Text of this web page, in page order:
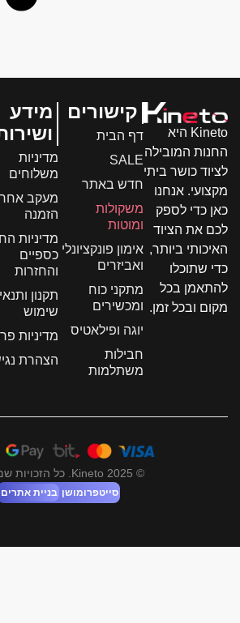
Kineto היא
המובילה
כושר ביתי
אנחנו
כדי לספק
את הציוד
ביותר,
שתוכלו
בכל
ובכל זמן.
קישורים
דף הבית
SALE
חדש באתר
משקולות
ומוטות
אימון פונקציונלי
ואביזרים
מתקני כוח
ומכשירים
יוגה ופילאטיס
חבילות
משתלמות
מידע
ושירות
מדיניות
משלוחים
מעקב אחרי
הזמנה
מדיניות החזרים
כספיים
והחזרות
תקנון ותנאי
שימוש
מדיניות פרטיות
הצהרת נגישות
סייטפרומושןבניית אתרים